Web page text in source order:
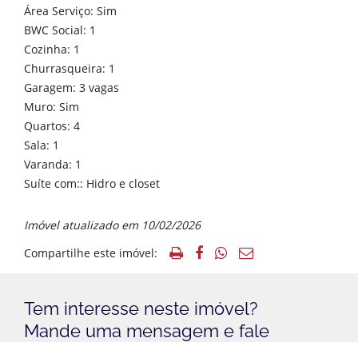
Área Serviço: Sim
BWC Social: 1
Cozinha: 1
Churrasqueira: 1
Garagem: 3 vagas
Muro: Sim
Quartos: 4
Sala: 1
Varanda: 1
Suíte com:: Hidro e closet
Imóvel atualizado em 10/02/2026
Compartilhe este imóvel:
Tem interesse neste imóvel?
Mande uma mensagem e fale